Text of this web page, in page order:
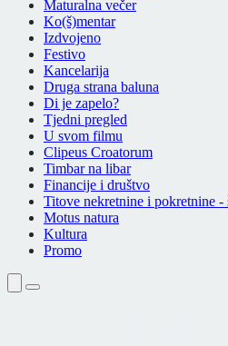
Maturalna večer
Ko(š)mentar
Izdvojeno
Festivo
Kancelarija
Druga strana baluna
Di je zapelo?
Tjedni pregled
U svom filmu
Clipeus Croatorum
Timbar na libar
Financije i društvo
Titove nekretnine i pokretnine -
Motus natura
Kultura
Promo